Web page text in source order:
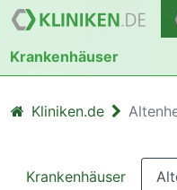
Krankenhäuser
Kliniken.de
Krankenhäuser